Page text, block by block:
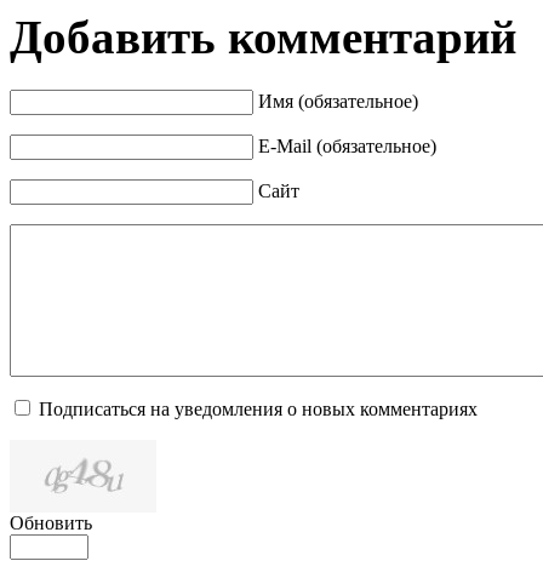
Добавить комментарий
Имя (обязательное)
E-Mail (обязательное)
Сайт
Подписаться на уведомления о новых комментариях
Обновить